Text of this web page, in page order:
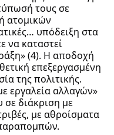
τους σε
ατομικών
υπόδειξη στα
να καταστεί
(4). Η αποδοχή
επεξεργασμένη
της πολιτικής.
εργαλεία αλλαγών»
σε διάκριση με
με αθροίσματα